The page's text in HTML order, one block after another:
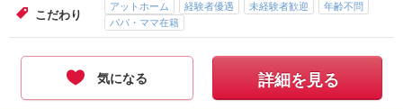
こだわり
アットホーム 経験者優遇 未経験者歓迎
年齢不問
パパ・ママ在籍
気になる 詳細を見る